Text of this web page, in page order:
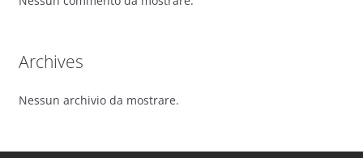
Archives
Nessun archivio da mostrare.